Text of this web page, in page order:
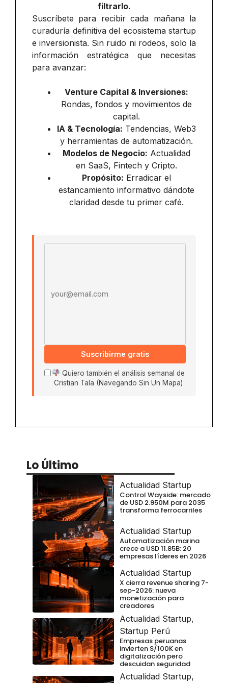
filtrarlo.
Suscríbete para recibir cada mañana la
curaduría definitiva del ecosistema startup
e inversionista. Sin ruido ni rodeos, solo la
información estratégica que necesitas
para avanzar:
Venture Capital & Inversiones:
Rondas, fondos y movimientos de
capital.
IA & Tecnología: Tendencias, Web3
y herramientas de automatización.
Modelos de Negocio: Actualidad
en SaaS, Fintech y Cripto.
Propósito: Erradicar el
estancamiento informativo dándote
claridad desde tu primer café.
Suscribirme gratis
Quiero también el análisis semanal de
Cristian Tala (Navegando Sin Un Mapa)
Lo Último
Actualidad Startup
Control Wayside: mercado
de USD 2.950M para 2035
transforma ferrocarriles
Actualidad Startup
Automatización marina
crece a USD 11.85B: 20
empresas líderes en 2026
Actualidad Startup
X cierra revenue sharing 7-
sep-2026: nueva
monetización para
creadores
Actualidad Startup,
Startup Perú
Empresas peruanas
invierten S/100K en
digitalización pero
descuidan seguridad
Actualidad Startup,